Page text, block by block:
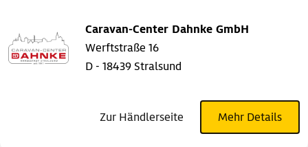
Caravan-Center Dahnke GmbH
Werftstraße 16
D - 18439 Stralsund
Zur Händlerseite Mehr Details